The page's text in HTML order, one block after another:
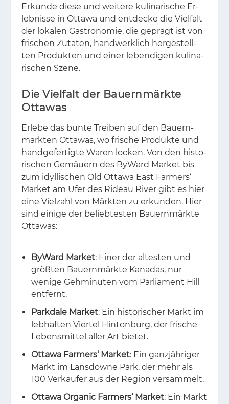
Er­kun­de die­se und wei­te­re ku­li­na­ri­sche Er­
leb­nis­se in Ot­ta­wa und ent­de­cke die Viel­falt
der lo­ka­len Gas­tro­no­mie, die ge­prägt ist von
fri­schen Zu­ta­ten, hand­werk­lich her­ge­stell­
ten Pro­duk­ten und ei­ner le­ben­di­gen ku­li­na­
ri­schen Sze­ne.
Die Vielfalt der Bauernmärkte
Ottawas
Er­le­be das bun­te Trei­ben auf den Bau­ern­
märk­ten Ot­ta­was, wo fri­sche Pro­duk­te und
hand­ge­fer­tig­te Wa­ren lo­cken. Von den his­to­
ri­schen Ge­mäu­ern des By­Ward Mar­ket bis
zum idyl­li­schen Old Ot­ta­wa East Far­mers‘
Mar­ket am Ufer des Ri­deau Ri­ver gibt es hier
eine Viel­zahl von Märk­ten zu er­kun­den. Hier
sind ei­ni­ge der be­lieb­tes­ten Bau­ern­märk­te
Ot­ta­was:
ByWard Market: Einer der ältesten und
größten Bauernmärkte Kanadas, nur
wenige Gehminuten vom Parliament Hill
entfernt.
Parkdale Market: Ein historischer Markt im
lebhaften Viertel Hintonburg, der frische
Lebensmittel aller Art bietet.
Ottawa Farmers‘ Market: Ein ganzjähriger
Markt im Lansdowne Park, der mehr als
100 Verkäufer aus der Region versammelt.
Ottawa Organic Farmers‘ Market: Ein Markt